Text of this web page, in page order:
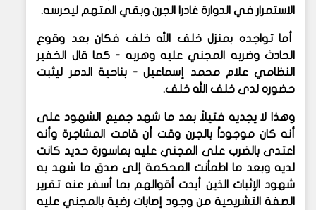
الاستمرار في الدوارة غادرا الجرن وبقي المتهم ليحرسه.
أما تواجده بمنزل خلف الله خلف فكان بعد وقوع
الحادث وضربه المجني عليه وهربه - كما قال الخفير
النظامي علام محمد إسماعيل - بناحية الدمر ليثبت
حضوره لدى خلف الله خلف.
وهذا لا يجديه فتيلاً بعد ما شهد جميع الشهود على
أنه كان موجوداً بالجرن وقت أن قامت المشاجرة وأنه
اعتدى بالضرب على المجني عليه بماسورة حديد كانت
لديه وبعد ما اطمأنت المحكمة إلى صدق ما شهد به
شهود الإثبات الذين أيدت أقوالهم بما أسفر عنه تقرير
الصفة التشريحية من وجود إصابات رضية بالمجني عليه